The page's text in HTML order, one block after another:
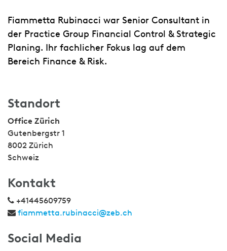
Fiammetta Rubinacci war Senior Consultant in
der Practice Group Financial Control & Strategic
Planing. Ihr fachlicher Fokus lag auf dem
Bereich Finance & Risk.
Standort
Office Zürich
Gutenbergstr 1
8002 Zürich
Schweiz
Kontakt
+41445609759
fiammetta.rubinacci@zeb.ch
Social Media